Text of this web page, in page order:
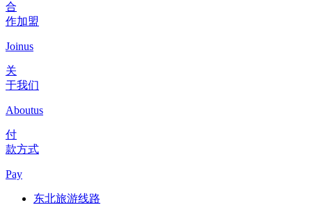
合
作加盟
Joinus
关
于我们
Aboutus
付
款方式
Pay
东北旅游线路